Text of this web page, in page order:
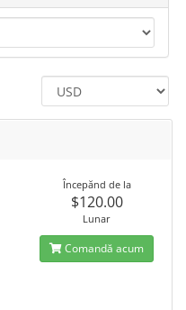
Începănd de la
$120.00
Lunar
Comandă acum